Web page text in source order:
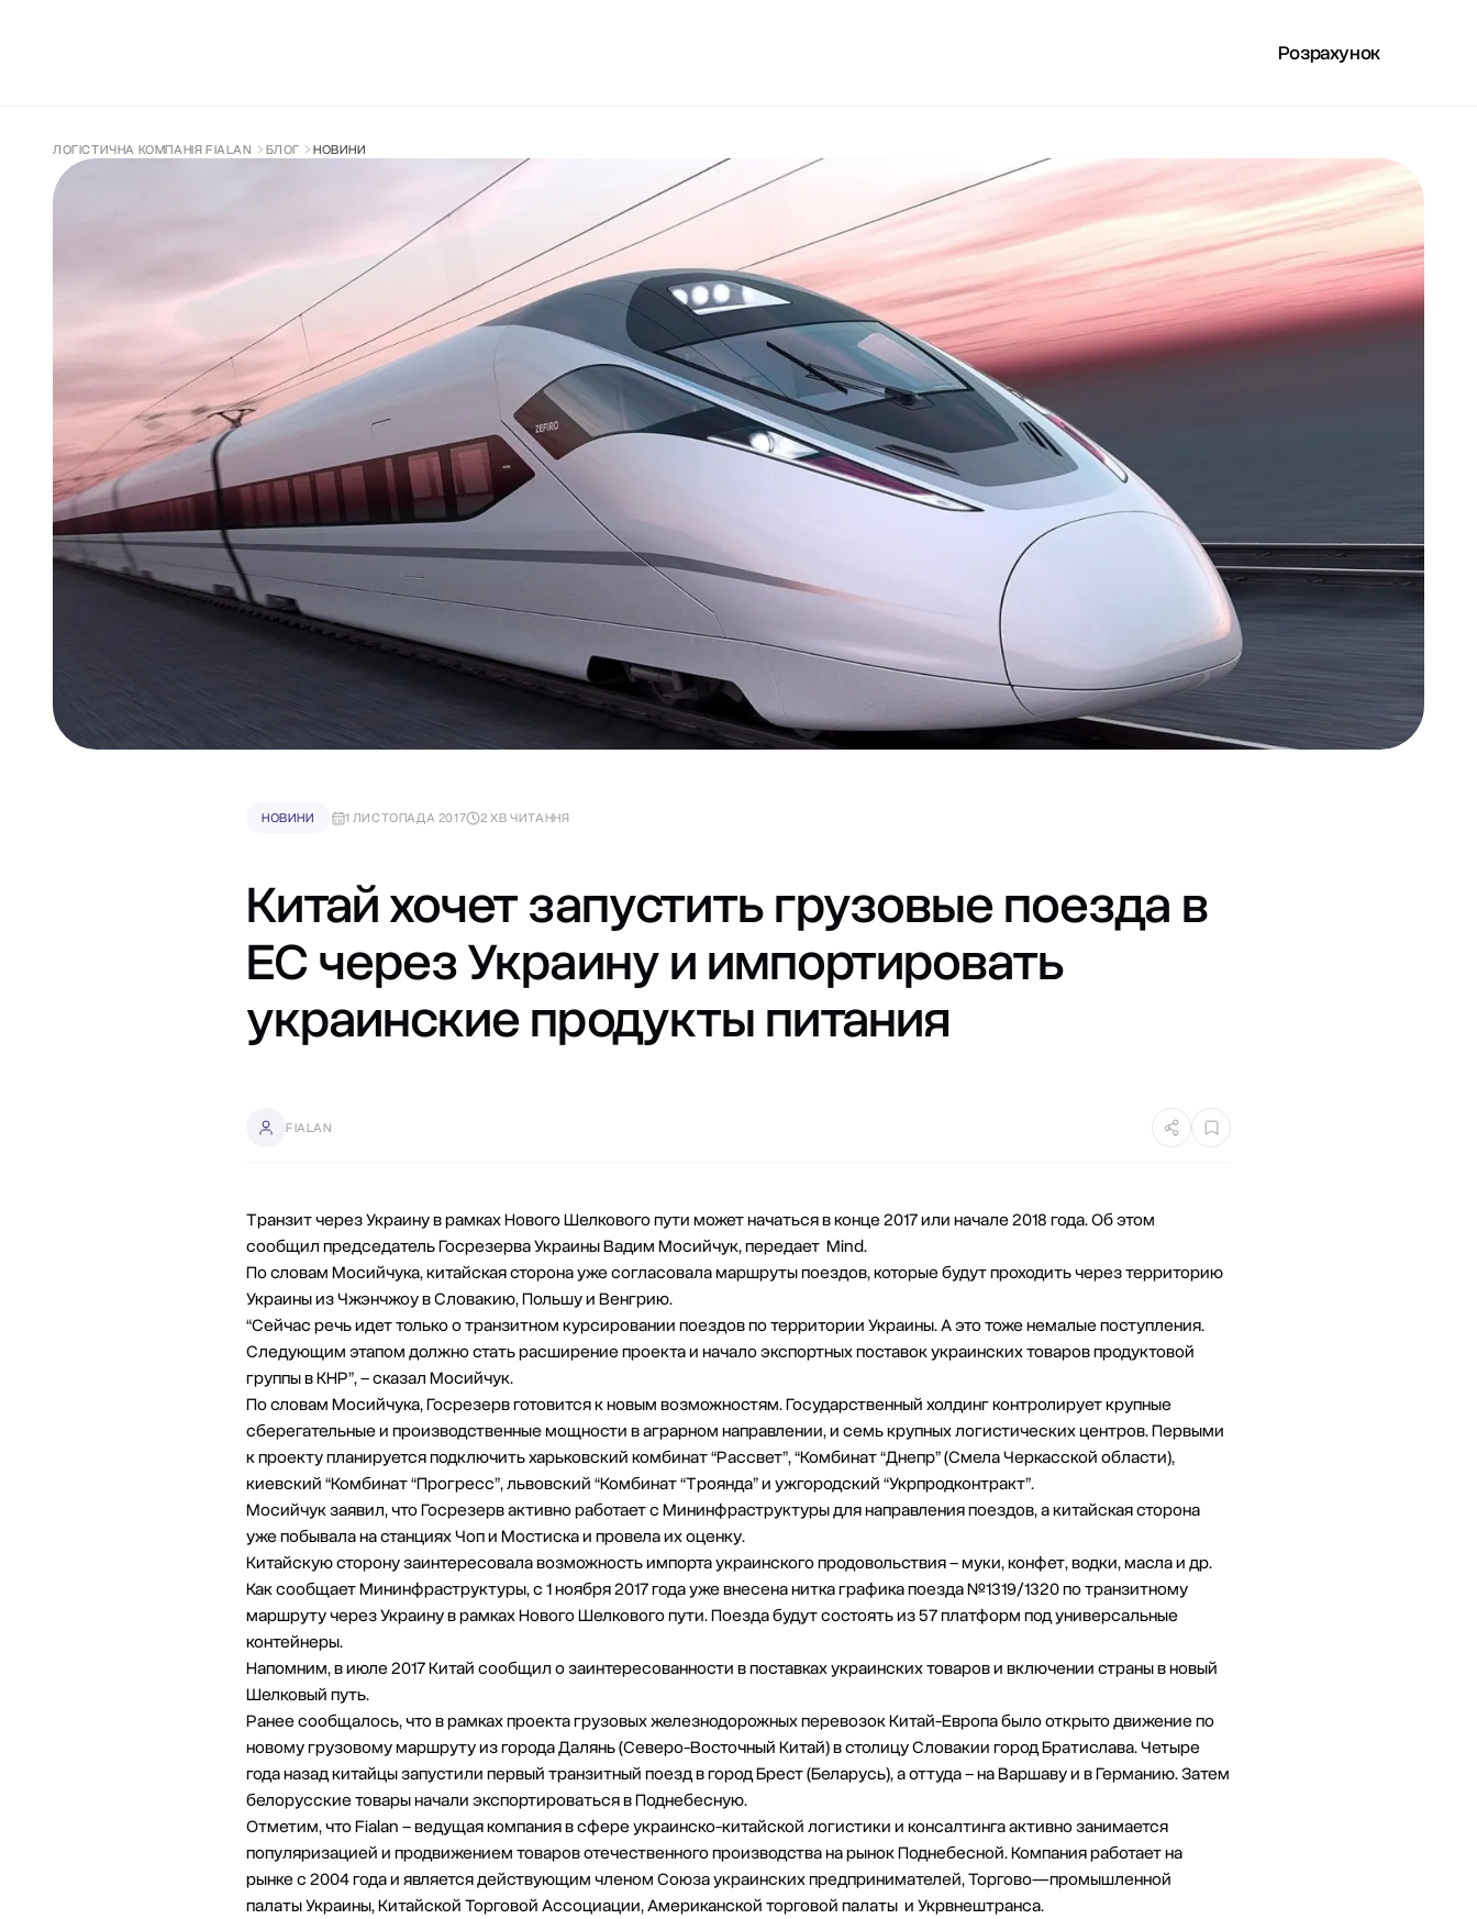
Розрахунок
ЛОГІСТИЧНА КОМПАНІЯ FIALAN БЛОГ НОВИНИ
НОВИНИ 1 ЛИСТОПАДА 2017 2 ХВ ЧИТАННЯ
Китай хочет запустить грузовые поезда в
ЕС через Украину и импортировать
украинские продукты питания
FIALAN
Транзит через Украину в рамках Нового Шелкового пути может начаться в конце 2017 или начале 2018 года. Об этом
сообщил председатель Госрезерва Украины Вадим Мосийчук, передает Mind.
По словам Мосийчука, китайская сторона уже согласовала маршруты поездов, которые будут проходить через территорию
Украины из Чжэнчжоу в Словакию, Польшу и Венгрию.
“Сейчас речь идет только о транзитном курсировании поездов по территории Украины. А это тоже немалые поступления.
Следующим этапом должно стать расширение проекта и начало экспортных поставок украинских товаров продуктовой
группы в КНР”, – сказал Мосийчук.
По словам Мосийчука, Госрезерв готовится к новым возможностям. Государственный холдинг контролирует крупные
сберегательные и производственные мощности в аграрном направлении, и семь крупных логистических центров. Первыми
к проекту планируется подключить харьковский комбинат “Рассвет”, “Комбинат “Днепр” (Смела Черкасской области),
киевский “Комбинат “Прогресс”, львовский “Комбинат “Троянда” и ужгородский “Укрпродконтракт”.
Мосийчук заявил, что Госрезерв активно работает с Мининфраструктуры для направления поездов, а китайская сторона
уже побывала на станциях Чоп и Мостиска и провела их оценку.
Китайскую сторону заинтересовала возможность импорта украинского продовольствия – муки, конфет, водки, масла и др.
Как сообщает Мининфраструктуры, с 1 ноября 2017 года уже внесена нитка графика поезда №1319/1320 по транзитному
маршруту через Украину в рамках Нового Шелкового пути. Поезда будут состоять из 57 платформ под универсальные
контейнеры.
Напомним, в июле 2017 Китай сообщил о заинтересованности в поставках украинских товаров и включении страны в новый
Шелковый путь.
Ранее сообщалось, что в рамках проекта грузовых железнодорожных перевозок Китай-Европа было открыто движение по
новому грузовому маршруту из города Далянь (Северо-Восточный Китай) в столицу Словакии город Братислава. Четыре
года назад китайцы запустили первый транзитный поезд в город Брест (Беларусь), а оттуда – на Варшаву и в Германию. Затем
белорусские товары начали экспортироваться в Поднебесную.
Отметим, чтоFialan– ведущая компания в сфере украинско-китайской логистики и консалтинга активно занимается
популяризацией и продвижением товаров отечественного производства на рынок Поднебесной. Компания работает на
рынке с 2004 года и является действующим членом Союза украинских предпринимателей, Торгово—промышленной
палаты Украины, Китайской Торговой Ассоциации, Американской торговой палаты и Укрвнештранса.